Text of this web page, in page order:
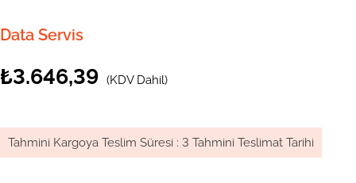
Data Servis
₺3.646,39 (KDV Dahil)
Tahmini Kargoya Teslim Süresi : 3 Tahmini Teslimat Tarihi